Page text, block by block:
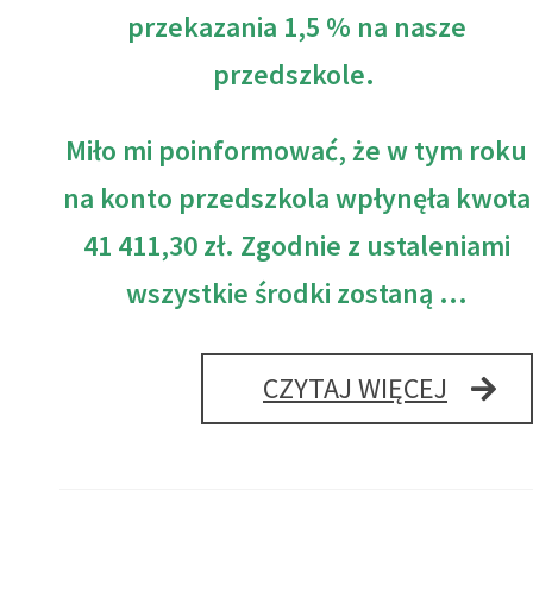
przekazania 1,5 % na nasze
przedszkole.
Miło mi poinformować, że w tym roku
na konto przedszkola wpłynęła kwota
41 411,30 zł. Zgodnie z ustaleniami
wszystkie środki zostaną …
CZYTAJ WIĘCEJ 1,5%
–